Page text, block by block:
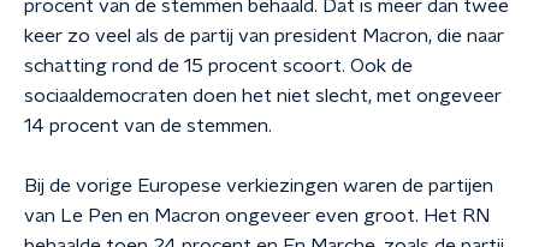
procent van de stemmen behaald. Dat is meer dan twee
keer zo veel als de partij van president Macron, die naar
schatting rond de 15 procent scoort. Ook de
sociaaldemocraten doen het niet slecht, met ongeveer
14 procent van de stemmen.
Bij de vorige Europese verkiezingen waren de partijen
van Le Pen en Macron ongeveer even groot. Het RN